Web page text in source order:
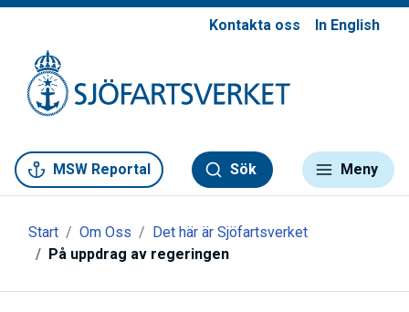
Kontakta oss In English
MSW Reportal Sök Meny
Start Om Oss
Det här är Sjöfartsverket
På uppdrag av regeringen